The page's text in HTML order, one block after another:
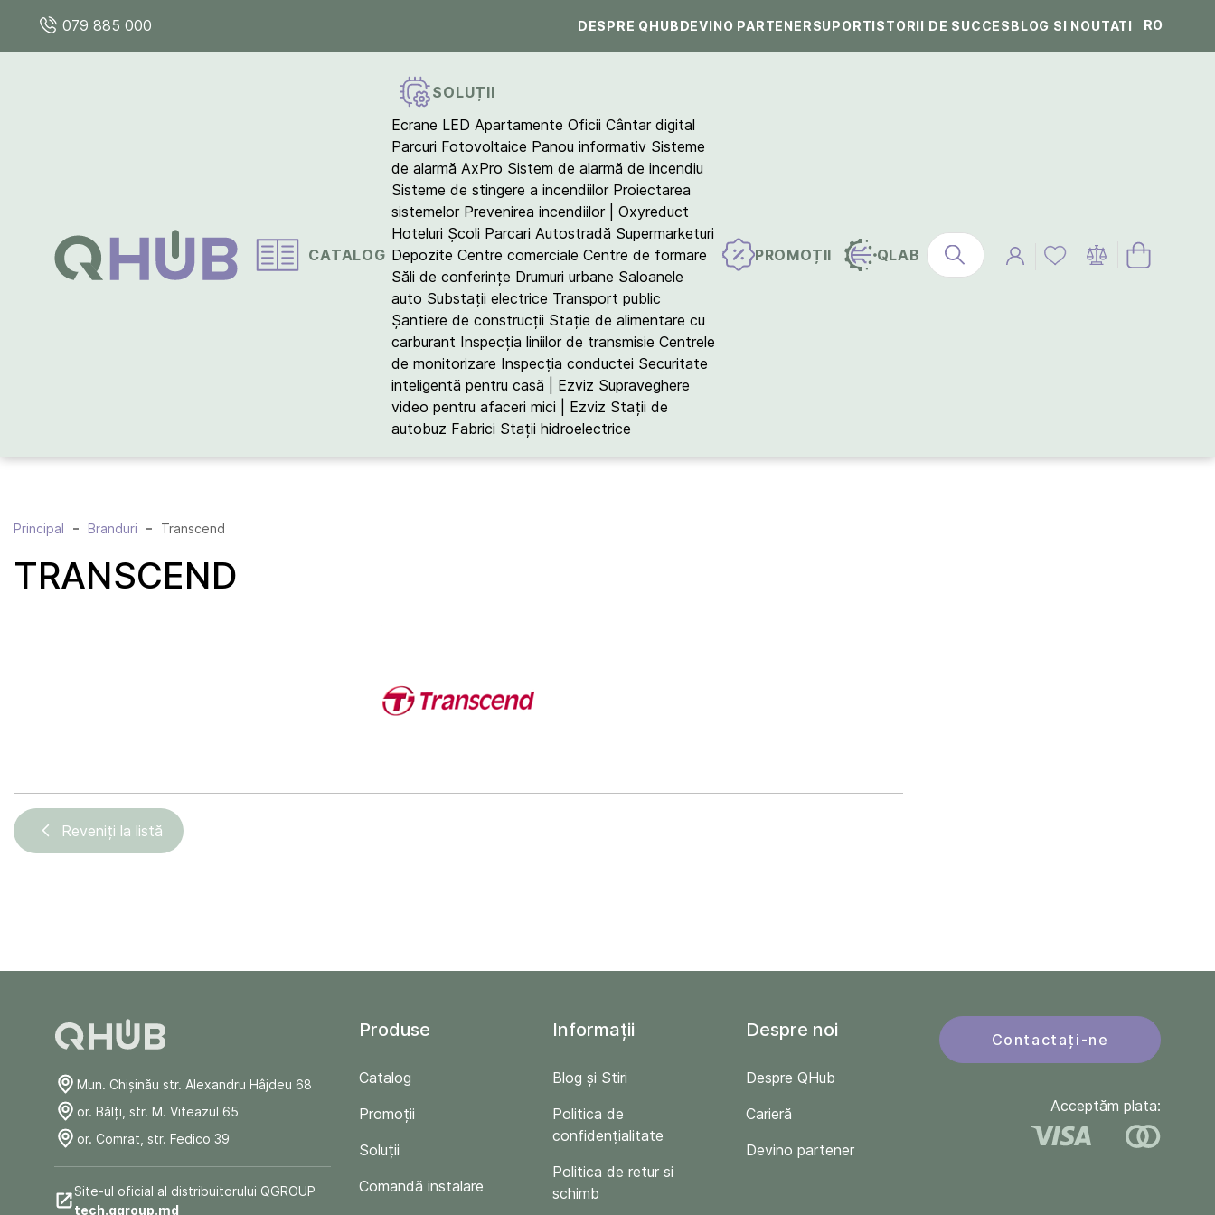
079 885 000 DESPRE QHUBDEVINO PARTENERSUPORTISTORII DE SUCCESBLOG SI NOUTATI RO
CATALOG
SOLUȚII
Ecrane LED Apartamente Oficii Cântar digital
Parcuri Fotovoltaice Panou informativ Sisteme
de alarmă AxPro Sistem de alarmă de incendiu
Sisteme de stingere a incendiilor Proiectarea
sistemelor Prevenirea incendiilor | Oxyreduct
Hoteluri Școli Parcari Autostradă Supermarketuri
Depozite Centre comerciale Centre de formare
Săli de conferințe Drumuri urbane Saloanele
auto Substații electrice Transport public
Șantiere de construcții Stație de alimentare cu
carburant Inspecția liniilor de transmisie Centrele
de monitorizare Inspecția conductei Securitate
inteligentă pentru casă | Ezviz Supraveghere
video pentru afaceri mici | Ezviz Stații de
autobuz Fabrici Stații hidroelectrice
PROMOȚII QLAB
Principal Branduri Transcend
TRANSCEND
Reveniți la listă
Mun. Chişinău str. Alexandru Hâjdeu 68
or. Bălți, str. M. Viteazul 65
or. Comrat, str. Fedico 39
Site-ul oficial al distribuitorului QGROUP
tech.qgroup.md
Produse
Catalog
Promoții
Soluții
Comandă instalare
Informații
Blog și Stiri
Politica de
confidențialitate
Politica de retur si
schimb
Despre noi
Despre QHub
Carieră
Devino partener
Contactați-ne
Acceptăm plata: